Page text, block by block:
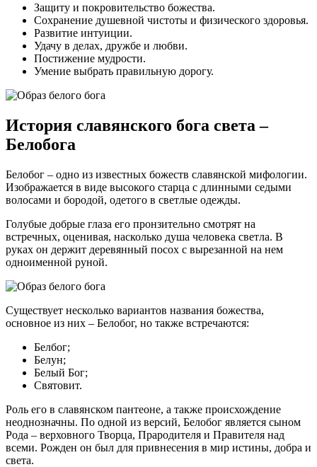
Защиту и покровительство божества.
Сохранение душевной чистоты и физического здоровья.
Развитие интуиции.
Удачу в делах, дружбе и любви.
Постижение мудрости.
Умение выбрать правильную дорогу.
История славянского бога света –
Белобога
Белобог – одно из известных божеств славянской мифологии.
Изображается в виде высокого старца с длинными седыми
волосами и бородой, одетого в светлые одежды.
Голубые добрые глаза его пронзительно смотрят на
встречных, оценивая, насколько душа человека светла. В
руках он держит деревянный посох с вырезанной на нем
одноименной руной.
Существует несколько вариантов названия божества,
основное из них – Белобог, но также встречаются:
Белбог;
Белун;
Белый Бог;
Святовит.
Роль его в славянском пантеоне, а также происхождение
неоднозначны. По одной из версий, Белобог является сыном
Рода – верховного Творца, Прародителя и Правителя над
всеми. Рожден он был для привнесения в мир истины, добра и
света.